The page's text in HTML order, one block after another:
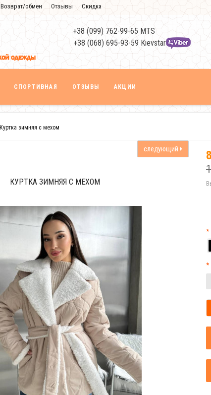
Возврат/обмен Отзывы Скидка
+38 (099) 762-99-65 MTS
+38 (068) 695-93-59 Kievstar
СПОРТИВНАЯ ОТЗЫВЫ АКЦИИ
Куртка зимняя с мехом
следующий
КУРТКА ЗИМНЯЯ С МЕХОМ